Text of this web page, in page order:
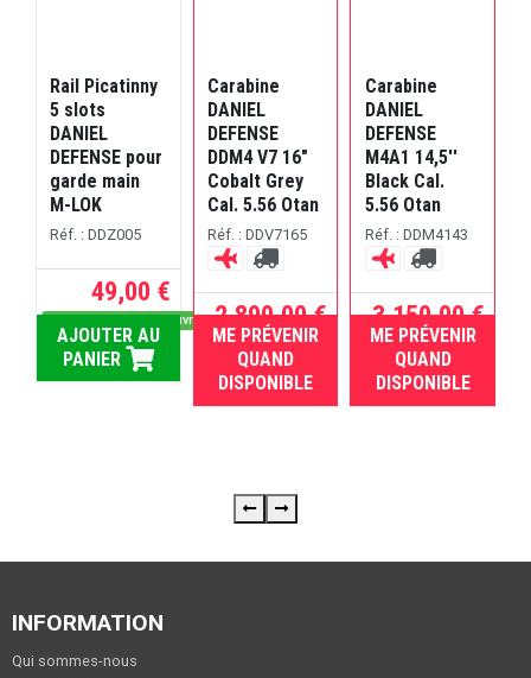
Rail Picatinny
5 slots
DANIEL
DEFENSE pour
garde main
M-LOK
Réf. : DDZ005
49,00 €
Dispo sous 5 jours ouvrés
AJOUTER AU
PANIER
Carabine
DANIEL
DEFENSE
DDM4 V7 16"
Cobalt Grey
Cal. 5.56 Otan
Réf. : DDV7165
2.890,00 €
RUPTURE
ME PRÉVENIR
QUAND
DISPONIBLE
Carabine
DANIEL
DEFENSE
M4A1 14,5''
Black Cal.
5.56 Otan
Réf. : DDM4143
3.150,00 €
RUPTURE
ME PRÉVENIR
QUAND
DISPONIBLE
INFORMATION
Qui sommes-nous